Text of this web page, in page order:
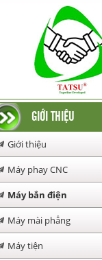
GIỚI THIỆU
Giới thiệu
Máy phay CNC
Máy bắn điện
Máy mài phẳng
Máy tiện